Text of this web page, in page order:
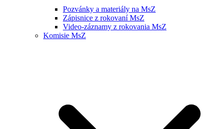
Pozvánky a materiály na MsZ
Zápisnice z rokovaní MsZ
Video-záznamy z rokovania MsZ
Komisie MsZ